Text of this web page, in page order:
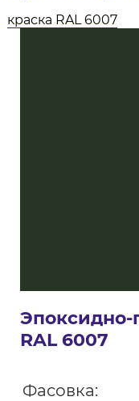
краска RAL 6007
Эпоксидно-
RAL 6007
Фасовка: